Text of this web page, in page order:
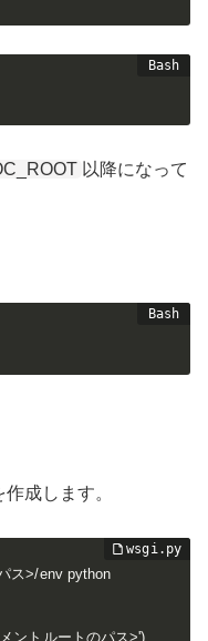
以降になって
作成します。
ス>/env python
ントルートのパス>')